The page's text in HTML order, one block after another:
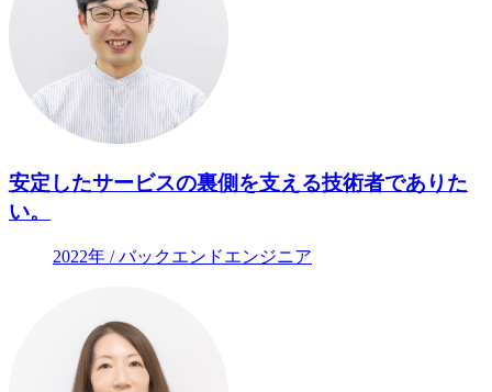
安定したサービスの裏側を支える技術者でありた
い。
2022年 / バックエンドエンジニア